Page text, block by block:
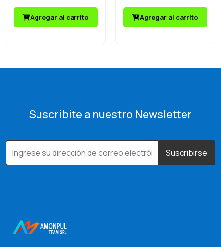
Agregar al carrito Agregar al carrito
Suscribite a nuestro Newsletter
Suscribirse